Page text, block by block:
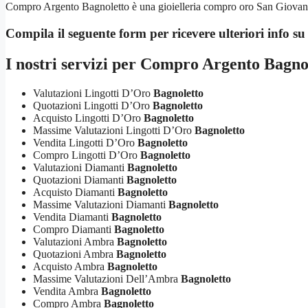
Compro Argento Bagnoletto è una gioielleria compro oro San
Compila il seguente form per ricevere ulteriori info su
I nostri servizi per Compro Argento
Valutazioni Lingotti D’Oro Bagnoletto
Quotazioni Lingotti D’Oro Bagnoletto
Acquisto Lingotti D’Oro Bagnoletto
Massime Valutazioni Lingotti D’Oro Bagnoletto
Vendita Lingotti D’Oro Bagnoletto
Compro Lingotti D’Oro Bagnoletto
Valutazioni Diamanti Bagnoletto
Quotazioni Diamanti Bagnoletto
Acquisto Diamanti Bagnoletto
Massime Valutazioni Diamanti Bagnoletto
Vendita Diamanti Bagnoletto
Compro Diamanti Bagnoletto
Valutazioni Ambra Bagnoletto
Quotazioni Ambra Bagnoletto
Acquisto Ambra Bagnoletto
Massime Valutazioni Dell’Ambra Bagnoletto
Vendita Ambra Bagnoletto
Compro Ambra Bagnoletto